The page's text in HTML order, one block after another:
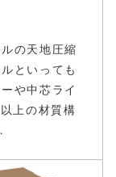
の天地圧縮
といっても
や中芯ライ
上の材質構